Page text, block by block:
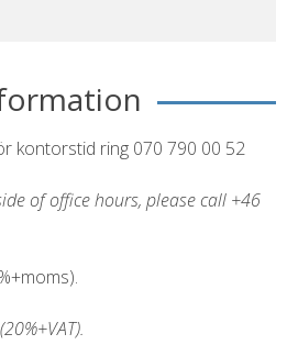
kontorstid ring 070 790 00 52
of office hours, please call +46